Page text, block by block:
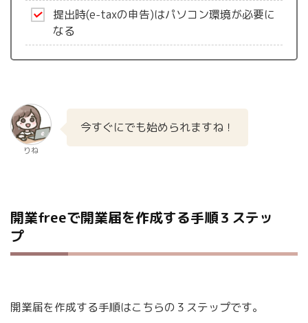
提出時(e-taxの申告)はパソコン環境が必要に
なる
りね
今すぐにでも始められますね！
開業freeで開業届を作成する手順３ステッ
プ
開業届を作成する手順はこちらの３ステップです。